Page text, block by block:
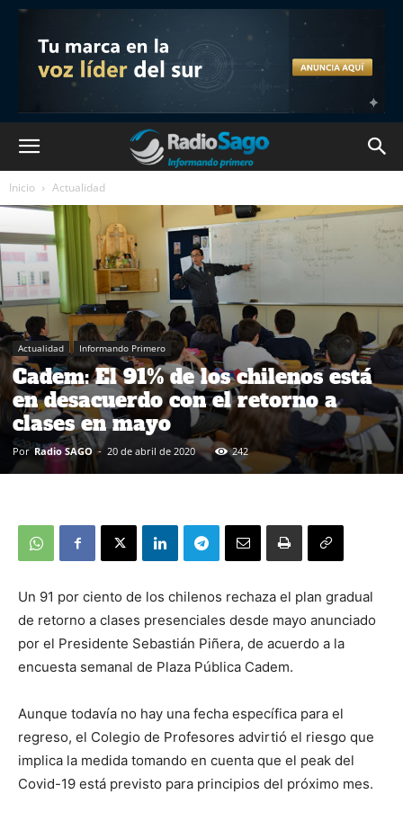
Inicio Actualidad
Actualidad Informando Primero
Cadem: El 91% de los chilenos está
en desacuerdo con el retorno a
clases en mayo
Por Radio SAGO - 20 de abril de 2020 242
Un 91 por ciento de los chilenos rechaza el plan gradual
de retorno a clases presenciales desde mayo anunciado
por el Presidente Sebastián Piñera, de acuerdo a la
encuesta semanal de Plaza Pública Cadem.
Aunque todavía no hay una fecha específica para el
regreso, el Colegio de Profesores advirtió el riesgo que
implica la medida tomando en cuenta que el peak del
Covid-19 está previsto para principios del próximo mes.